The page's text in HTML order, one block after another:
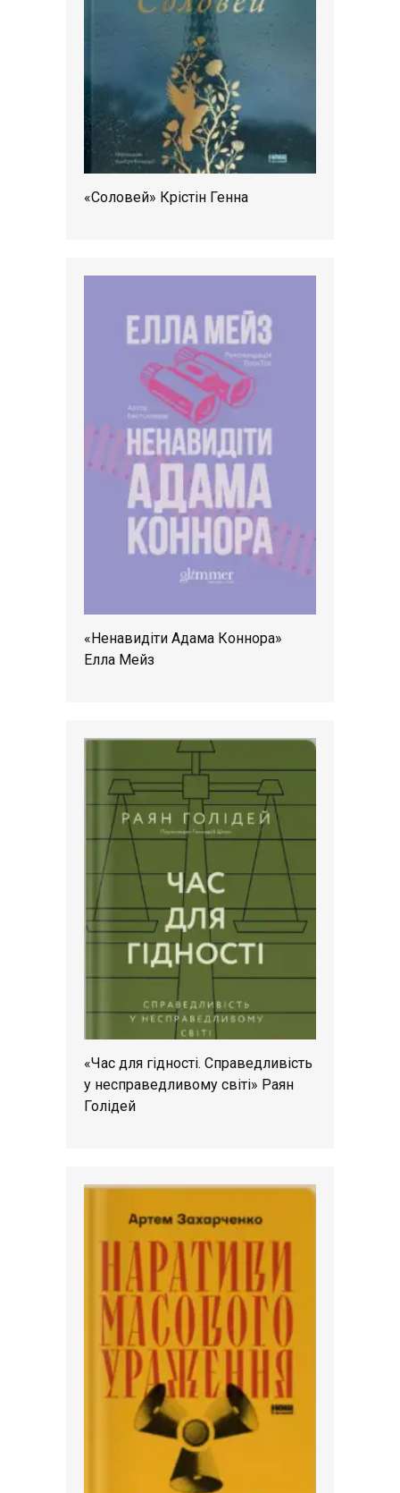
«Соловей» Крістін Генна
«Ненавидіти Адама Коннора»
Елла Мейз
«Час для гідності. Справедливість
у несправедливому світі» Раян
Голідей